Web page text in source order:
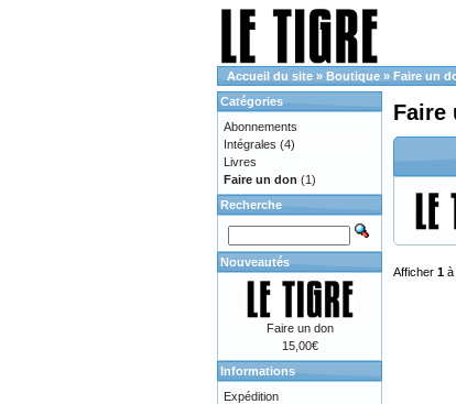
Accueil du site » Boutique » Faire un
Faire
Afficher 1 à
Catégories
Abonnements
Intégrales (4)
Livres
Faire un don (1)
Recherche
Nouveautés
Faire un don
15,00€
Informations
Expédition